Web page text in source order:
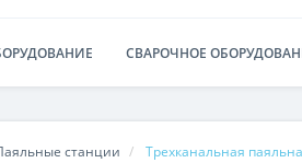
СВАРОЧНОЕ
станции Трехканальная